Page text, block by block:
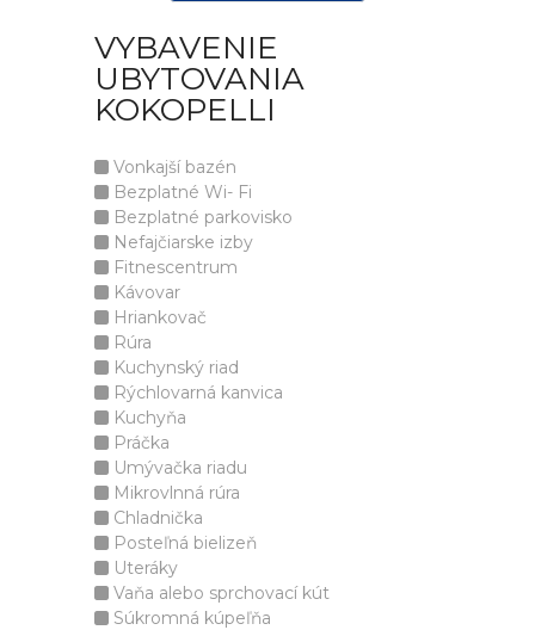
VYBAVENIE
UBYTOVANIA
KOKOPELLI
Vonkajší bazén
Bezplatné Wi- Fi
Bezplatné parkovisko
Nefajčiarske izby
Fitnescentrum
Kávovar
Hriankovač
Rúra
Kuchynský riad
Rýchlovarná kanvica
Kuchyňa
Práčka
Umývačka riadu
Mikrovlnná rúra
Chladnička
Posteľná bielizeň
Uteráky
Vaňa alebo sprchovací kút
Súkromná kúpeľňa